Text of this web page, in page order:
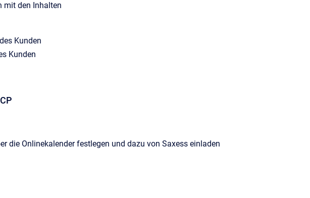
mit den Inhalten
Kunden
Kunden
die Onlinekalender festlegen und dazu von Saxess einladen